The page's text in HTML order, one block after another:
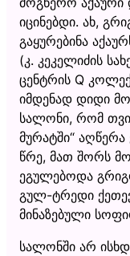
იცინებდი. ახ,
გაყურებინა
(კ. კეკელიძის
ცენტრის Q
იმდენად დიდი
სალონი, რომ
მურატში“
წრე, მათ შორს
ეგულებოდა
გულ-ტრედი
მინაზებული
სალონში არ